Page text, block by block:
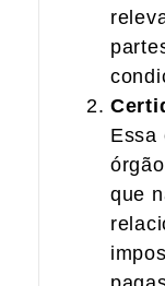
Essa
que